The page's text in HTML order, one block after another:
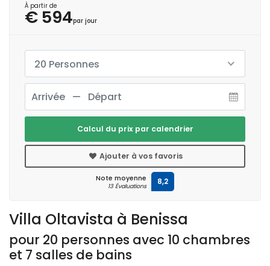
Villa Oltavista à Benissa
pour 20 personnes avec 10 chambres
et 7 salles de bains
À partir de
€ 594par jour
20 Personnes
Calcul du prix par calendrier
Ajouter à vos favoris
Note moyenne
13 Évaluations 8,2